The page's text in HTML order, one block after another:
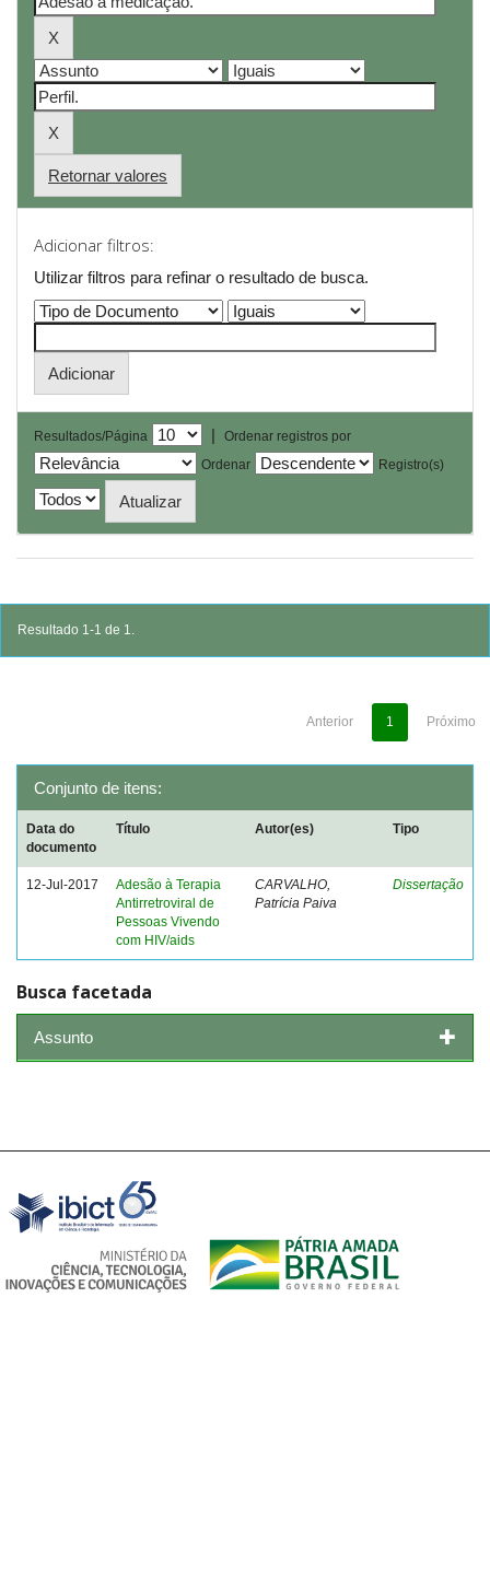
Retornar valores
Adicionar filtros:
Utilizar filtros para refinar o resultado de busca.
Resultados/Página |
Ordenar registros por
Ordenar
Registro(s)
Resultado 1-1 de 1.
Anterior 1 Próximo
Conjunto de itens:
Data do
documento
Título Autor(es) Tipo
12-Jul-2017
Adesão à Terapia
Antirretroviral de
Pessoas Vivendo
com HIV/aids
CARVALHO,
Patrícia Paiva
Dissertação
Busca facetada
Assunto